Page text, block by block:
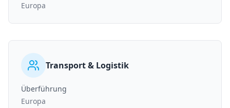
Europa
Transport & Logistik
Überführung
Europa